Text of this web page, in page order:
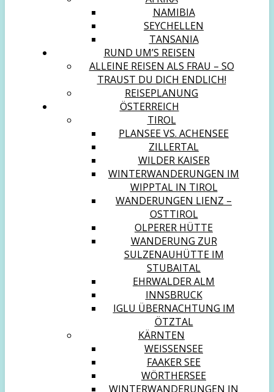
NAMIBIA
SEYCHELLEN
TANSANIA
RUND UM’S REISEN
ALLEINE REISEN ALS FRAU – SO
TRAUST DU DICH ENDLICH!
REISEPLANUNG
ÖSTERREICH
TIROL
PLANSEE VS. ACHENSEE
ZILLERTAL
WILDER KAISER
WINTERWANDERUNGEN IM
WIPPTAL IN TIROL
WANDERUNGEN LIENZ –
OSTTIROL
OLPERER HÜTTE
WANDERUNG ZUR
SULZENAUHÜTTE IM
STUBAITAL
EHRWALDER ALM
INNSBRUCK
IGLU ÜBERNACHTUNG IM
ÖTZTAL
KÄRNTEN
WEISSENSEE
FAAKER SEE
WÖRTHERSEE
WINTERWANDERUNGEN IN